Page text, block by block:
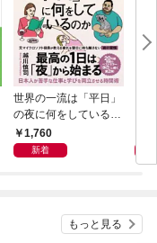
世界の一流は「平日」
の夜に何をしているの
か1,760
新着
もっと見る